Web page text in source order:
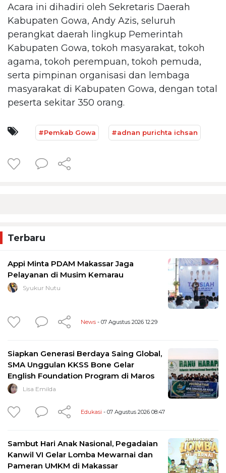
Acara ini dihadiri oleh Sekretaris Daerah
Kabupaten Gowa, Andy Azis, seluruh
perangkat daerah lingkup Pemerintah
Kabupaten Gowa, tokoh masyarakat, tokoh
agama, tokoh perempuan, tokoh pemuda,
serta pimpinan organisasi dan lembaga
masyarakat di Kabupaten Gowa, dengan total
peserta sekitar 350 orang.
#Pemkab Gowa #adnan purichta ichsan
Terbaru
Appi Minta PDAM Makassar Jaga
Pelayanan di Musim Kemarau
Syukur Nutu
News - 07 Agustus 2026 12:29
Siapkan Generasi Berdaya Saing Global,
SMA Unggulan KKSS Bone Gelar
English Foundation Program di Maros
Lisa Emilda
Edukasi - 07 Agustus 2026 08:47
Sambut Hari Anak Nasional, Pegadaian
Kanwil VI Gelar Lomba Mewarnai dan
Pameran UMKM di Makassar